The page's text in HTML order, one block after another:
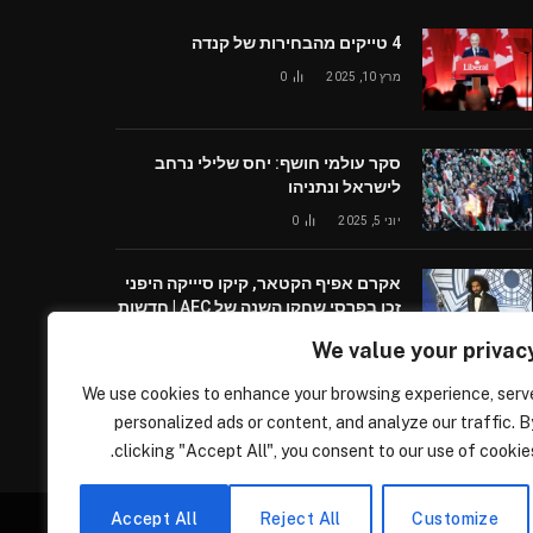
We value your
We use cookies to enhance your browsing experience,
personalized ads or content, and analyze our traffic.
clicking "Accept All", you consent to our use of
Customize
Reject All
Accept All
4 טייקים מהבחירות של קנדה
מרץ 10, 2025 0
סקר עולמי חושף: יחס שלילי נרחב
לישראל ונתניהו
יוני 5, 2025 0
אקרם אפיף הקטאר, קיקו סיייקה היפני
זכו בפרסי שחקן השנה של AFC | חדשות